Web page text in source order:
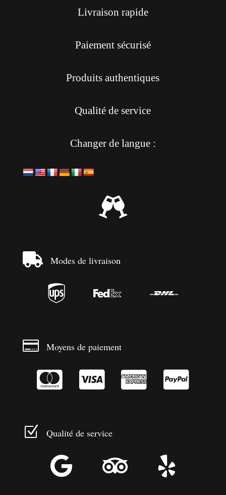
Livraison rapide
Paiement sécurisé
Produits authentiques
Qualité de service
Changer de langue :

 Modes de livraison
  
 Moyens de paiement
   
Z Qualité de service
  